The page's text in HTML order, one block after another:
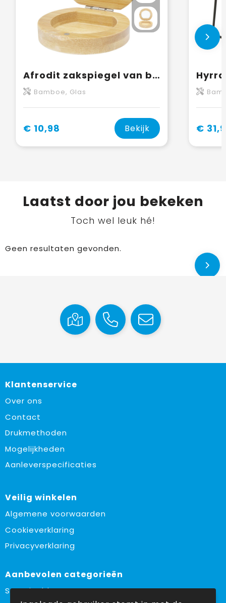
Afrodit zakspiegel van bamboe
Bamboe, Glas
€ 10,98 Bekijk €
Laatst door jou bekeken
Toch wel leuk hé!
Geen resultaten gevonden.
Klantenservice
Over ons
Contact
Drukmethoden
Mogelijkheden
Aanleverspecificaties
Veilig winkelen
Algemene voorwaarden
Cookieverklaring
Privacyverklaring
Aanbevolen categorieën
Sustainable